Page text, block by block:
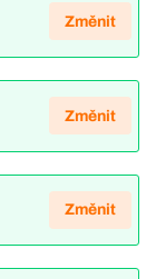
Změnit
Změnit
Změnit